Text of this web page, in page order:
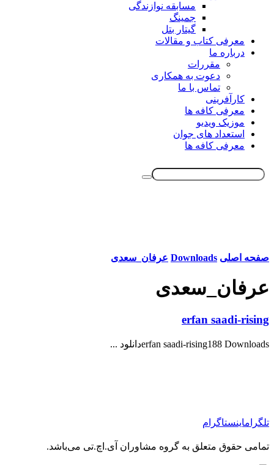
مسابقه نوازندگی
جمینگ
گیتار بتل
معرفی کتاب و مقالات
درباره ما
مقررات
دعوت به همکاری
تماس با ما
کارآفرینی
معرفی کافه ها
موزیک ویدیو
استعداد های جوان
معرفی کافه ها
صفحه اصلی Downloads عرفان_سعدی
عرفان_سعدی
erfan saadi-rising
erfan saadi-rising188 Downloadsدانلود ...
تلگراماینستاگرام
تمامی حقوق متعلق به گروه مشاوران آی.اچ.تی می‌باشد.